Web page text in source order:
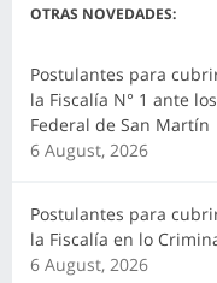
OTRAS NOVEDADES:
Postulantes para
la Fiscalía N° 1 ante
Federal de San Martín
6 August, 2026
Postulantes para
la Fiscalía en lo
6 August, 2026